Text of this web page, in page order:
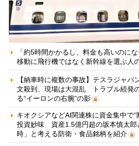
「約5時間かかるし、料金も高いのに
移動に飛行機ではなく新幹線を選ぶ人
【納車時に複数の事故】テスラジャパ
文殺到、現場は大混乱 トラブル続発
る“イーロンの右腕”の影
キオクシアなどAI関連株に資金集中で“
投資妙味 資産1.5億円超の坂本慎太郎
時」と考える防衛・食品銘柄を紹介